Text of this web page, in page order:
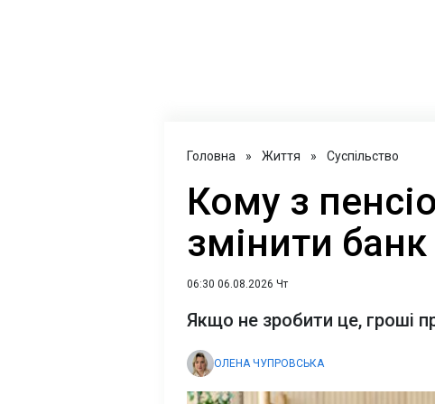
Головна » Життя » Суспільство
Кому з
змінити
06:30 06.08.2026 Чт
Якщо не зробити це, гроші
ОЛЕНА ЧУПРОВСЬКА